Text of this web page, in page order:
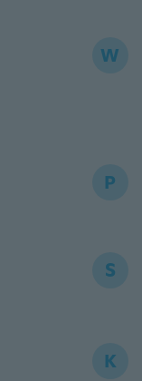
W
P
S
K